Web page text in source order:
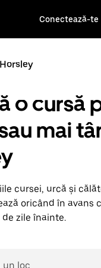
Conectează-te
Horsley
o cursă
mai
cursei, urcă și
oricând în avans
zile înainte.
un loc